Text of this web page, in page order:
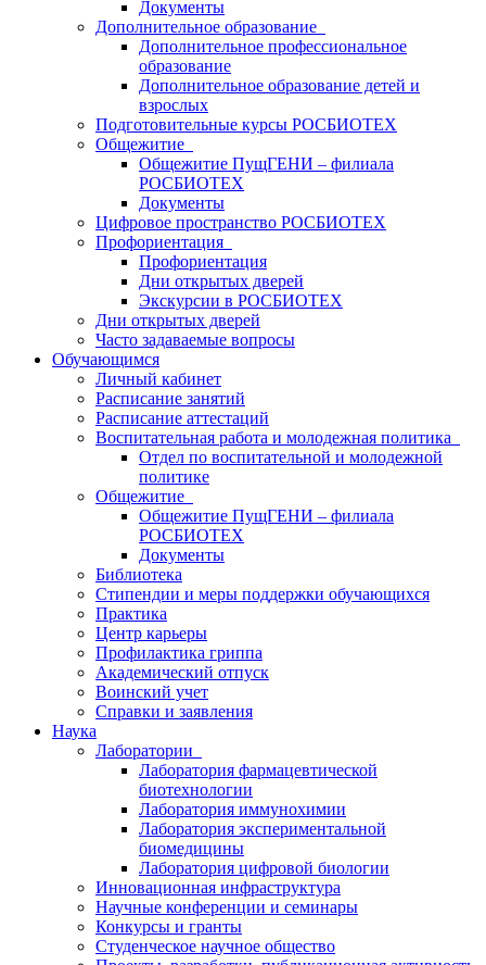
Документы
Дополнительное образование
Дополнительное профессиональное
образование
Дополнительное образование детей и
взрослых
Подготовительные курсы РОСБИОТЕХ
Общежитие
Общежитие ПущГЕНИ – филиала
РОСБИОТЕХ
Документы
Цифровое пространство РОСБИОТЕХ
Профориентация
Профориентация
Дни открытых дверей
Экскурсии в РОСБИОТЕХ
Дни открытых дверей
Часто задаваемые вопросы
Обучающимся
Личный кабинет
Расписание занятий
Расписание аттестаций
Воспитательная работа и молодежная политика
Отдел по воспитательной и молодежной
политике
Общежитие
Общежитие ПущГЕНИ – филиала
РОСБИОТЕХ
Документы
Библиотека
Стипендии и меры поддержки обучающихся
Практика
Центр карьеры
Профилактика гриппа
Академический отпуск
Воинский учет
Справки и заявления
Наука
Лаборатории
Лаборатория фармацевтической
биотехнологии
Лаборатория иммунохимии
Лаборатория экспериментальной
биомедицины
Лаборатория цифровой биологии
Инновационная инфраструктура
Научные конференции и семинары
Конкурсы и гранты
Студенческое научное общество